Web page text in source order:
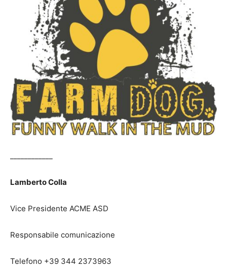
Lamberto Colla
Vice Presidente ACME ASD
Responsabile comunicazione
Telefono +39 344 2373963